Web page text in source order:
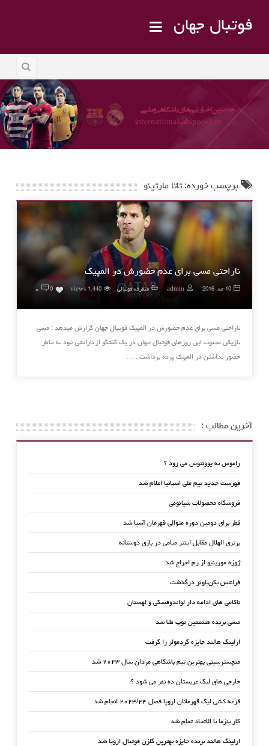
فوتبال جهان
برچسب خورده: تاتا مارتینو
ناراحتی مسی برای عدم حضورش در المپیک
10 مه, 2016 admin متفرقه فوتبالی 1,440 views
0 ۰
ناراحتی مسی برای عدم حضورش در المپیک فوتبال جهان گزارش میدهد : مسی
بازیکن محبوب این روزهای فوتبال جهان در یک گفتگو از ناراحتی خود به خاطر
حضور نداشتن در المپیک پرده برداشت . …
آخرین مطالب :
راموس به یوونتوس می رود ؟
فهرست جدید تیم ملی اسپانیا اعلام شد
فروشگاه محصولات شیائومی
قطر برای دومین دوره متوالی قهرمان آسیا شد
برتری الهلال مقابل اینتر میامی در بازی دوستانه
ژوزه مورینیو از رم اخراج شد
فرانتس بکن‌باوئر درگذشت
ناکامی های ادامه دار لواندوفسکی و لهستان
مسی برنده هشتمین توپ طلا شد
ارلینگ هالند جایزه گردمولر را گرفت
منچسترسیتی بهترین تیم باشگاهی مردان سال ۲۰۲۳ شد
خارجی های لیگ عربستان ده نفر می شود ؟
قرعه کشی لیگ قهرمانان اروپا فصل ۲۰۲۳/۲۴ انجام شد
کار بنزما با الاتحاد تمام شد
ارلینگ هالند برنده جایزه بهترین گلزن فوتبال اروپا شد